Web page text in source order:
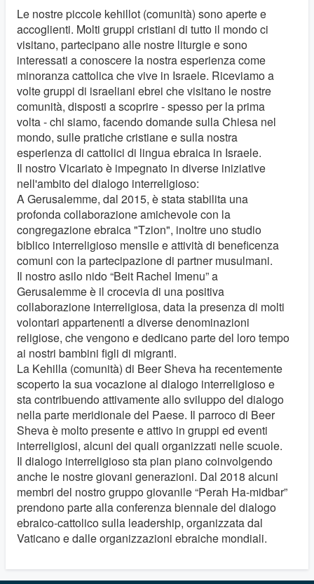
Le nostre piccole kehillot (comunità) sono aperte e
accoglienti. Molti gruppi cristiani di tutto il mondo ci
visitano, partecipano alle nostre liturgie e sono
interessati a conoscere la nostra esperienza come
minoranza cattolica che vive in Israele. Riceviamo a
volte gruppi di israeliani ebrei che visitano le nostre
comunità, disposti a scoprire - spesso per la prima
volta - chi siamo, facendo domande sulla Chiesa nel
mondo, sulle pratiche cristiane e sulla nostra
esperienza di cattolici di lingua ebraica in Israele.
Il nostro Vicariato è impegnato in diverse iniziative
nell'ambito del dialogo interreligioso:
A Gerusalemme, dal 2015, è stata stabilita una
profonda collaborazione amichevole con la
congregazione ebraica "Tzion", inoltre uno studio
biblico interreligioso mensile e attività di beneficenza
comuni con la partecipazione di partner musulmani.
Il nostro asilo nido “Beit Rachel Imenu” a
Gerusalemme è il crocevia di una positiva
collaborazione interreligiosa, data la presenza di molti
volontari appartenenti a diverse denominazioni
religiose, che vengono e dedicano parte del loro tempo
ai nostri bambini figli di migranti.
La Kehilla (comunità) di Beer Sheva ha recentemente
scoperto la sua vocazione al dialogo interreligioso e
sta contribuendo attivamente allo sviluppo del dialogo
nella parte meridionale del Paese. Il parroco di Beer
Sheva è molto presente e attivo in gruppi ed eventi
interreligiosi, alcuni dei quali organizzati nelle scuole.
Il dialogo interreligioso sta pian piano coinvolgendo
anche le nostre giovani generazioni. Dal 2018 alcuni
membri del nostro gruppo giovanile “Perah Ha-midbar”
prendono parte alla conferenza biennale del dialogo
ebraico-cattolico sulla leadership, organizzata dal
Vaticano e dalle organizzazioni ebraiche mondiali.